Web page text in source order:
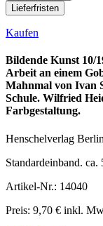
Lieferfristen
Kaufen
Bildende Kunst 10/
Arbeit an einem
Mahnmal von Ivan
Schule. Wilfried
Farbgestaltung.
Henschelverlag
Standardeinband.
Artikel-Nr.: 14040
Preis: 9,70 € inkl.